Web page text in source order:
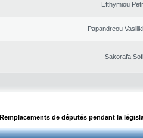
Efthymiou
Papandreou
Sakorafa
Remplacements de députés pendant la